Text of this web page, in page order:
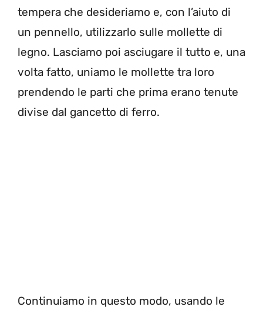
tempera che desideriamo e, con l’aiuto di
un pennello, utilizzarlo sulle mollette di
legno. Lasciamo poi asciugare il tutto e, una
volta fatto, uniamo le mollette tra loro
prendendo le parti che prima erano tenute
divise dal gancetto di ferro.
Continuiamo in questo modo, usando le